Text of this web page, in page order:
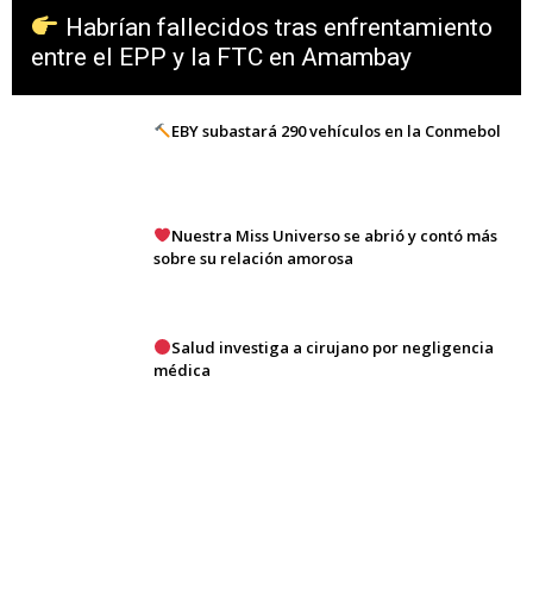
Habrían fallecidos tras enfrentamiento
entre el EPP y la FTC en Amambay
EBY subastará 290 vehículos en la Conmebol
Nuestra Miss Universo se abrió y contó más
sobre su relación amorosa
Salud investiga a cirujano por negligencia
médica